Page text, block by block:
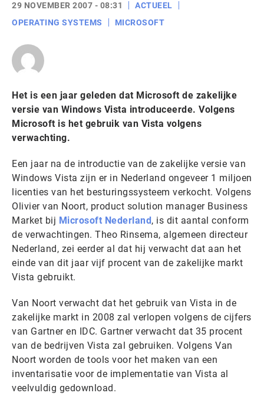
29 NOVEMBER 2007 - 08:31
ACTUEEL
OPERATING SYSTEMS
MICROSOFT
Het is een jaar geleden dat Microsoft de zakelijke
versie van Windows Vista introduceerde. Volgens
Microsoft is het gebruik van Vista volgens
verwachting.
Een jaar na de introductie van de zakelijke versie van
Windows Vista zijn er in Nederland ongeveer 1 miljoen
licenties van het besturingssysteem verkocht. Volgens
Olivier van Noort, product solution manager Business
Market bij Microsoft Nederland, is dit aantal conform
de verwachtingen. Theo Rinsema, algemeen directeur
Nederland, zei eerder al dat hij verwacht dat aan het
einde van dit jaar vijf procent van de zakelijke markt
Vista gebruikt.
Van Noort verwacht dat het gebruik van Vista in de
zakelijke markt in 2008 zal verlopen volgens de cijfers
van Gartner en IDC. Gartner verwacht dat 35 procent
van de bedrijven Vista zal gebruiken. Volgens Van
Noort worden de tools voor het maken van een
inventarisatie voor de implementatie van Vista al
veelvuldig gedownload.